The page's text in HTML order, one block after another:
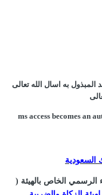
به اسال الله تعالى
ms access becomes an
السعودية
الرسمي الخاص بالهيئة (